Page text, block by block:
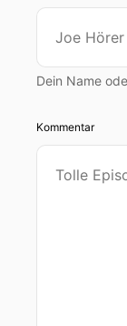
Dein Name
Kommentar